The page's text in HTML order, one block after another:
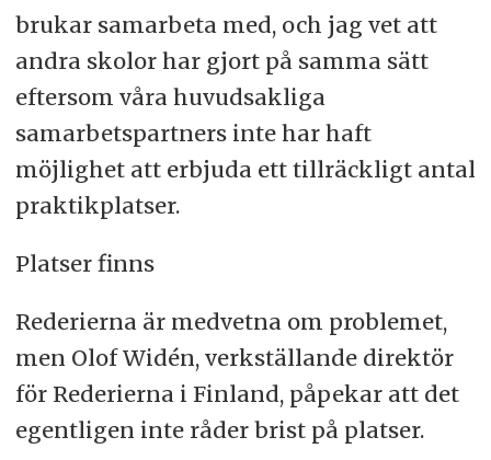
brukar samarbeta med, och jag vet att
andra skolor har gjort på samma sätt
eftersom våra huvudsakliga
samarbetspartners inte har haft
möjlighet att erbjuda ett tillräckligt antal
praktikplatser.
Platser finns
Rederierna är medvetna om problemet,
men Olof Widén, verkställande direktör
för Rederierna i Finland, påpekar att det
egentligen inte råder brist på platser.